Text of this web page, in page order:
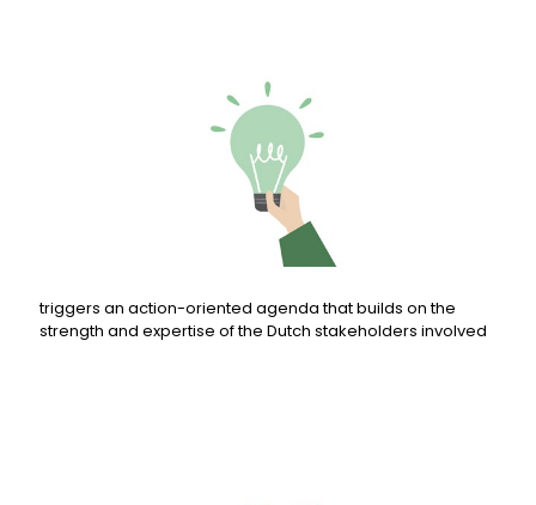
triggers an action-oriented agenda that builds on the
strength and expertise of the Dutch stakeholders involved